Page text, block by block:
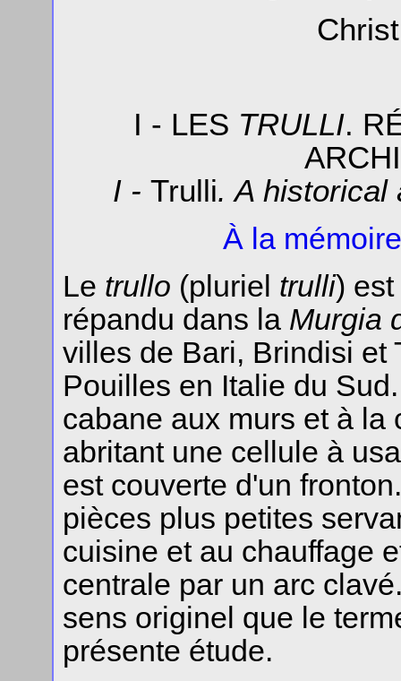
I - LES TRULLI.
I - Trulli. A historical
À la
Le trullo (pluriel trulli)
répandu dans la Murgia
villes de Bari, Brindisi et
Pouilles en Italie du
cabane aux murs et à la
abritant une cellule à
est couverte d'un
pièces plus petites
cuisine et au chauffage
centrale par un arc
sens originel que le
présente étude.